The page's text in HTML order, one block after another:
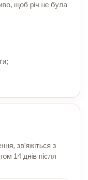
щоб річ не була
зв’яжіться з
14 днів після